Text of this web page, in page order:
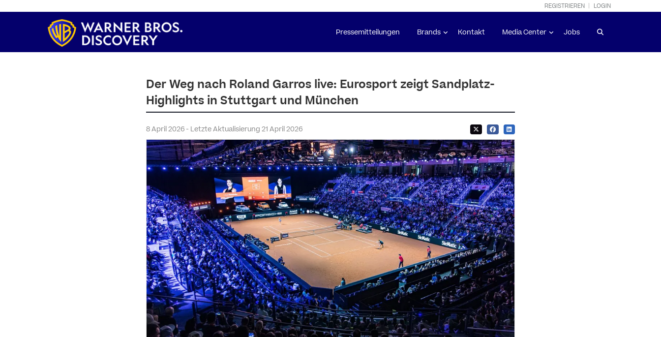
REGISTRIEREN LOGIN
Pressemitteilungen Brands Kontakt Media Center Jobs
Der Weg nach Roland Garros live: Eurosport zeigt Sandplatz-
Highlights in Stuttgart und München
8 April 2026 - Letzte Aktualisierung 21 April 2026